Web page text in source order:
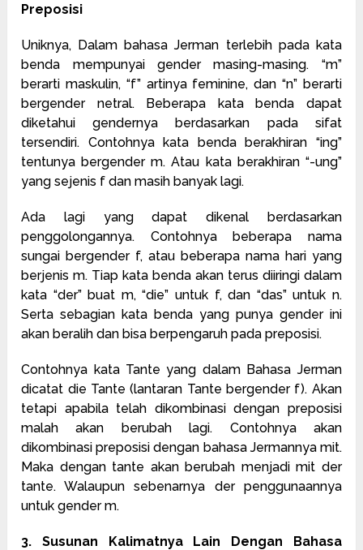
Preposisi
Uniknya, Dalam bahasa Jerman terlebih pada kata
benda mempunyai gender masing-masing. “m”
berarti maskulin, “f” artinya feminine, dan “n” berarti
bergender netral. Beberapa kata benda dapat
diketahui gendernya berdasarkan pada sifat
tersendiri. Contohnya kata benda berakhiran “ing”
tentunya bergender m. Atau kata berakhiran “-ung”
yang sejenis f dan masih banyak lagi.
Ada lagi yang dapat dikenal berdasarkan
penggolongannya. Contohnya beberapa nama
sungai bergender f, atau beberapa nama hari yang
berjenis m. Tiap kata benda akan terus diiringi dalam
kata “der” buat m, “die” untuk f, dan “das” untuk n.
Serta sebagian kata benda yang punya gender ini
akan beralih dan bisa berpengaruh pada preposisi.
Contohnya kata Tante yang dalam Bahasa Jerman
dicatat die Tante (lantaran Tante bergender f). Akan
tetapi apabila telah dikombinasi dengan preposisi
malah akan berubah lagi. Contohnya akan
dikombinasi preposisi dengan bahasa Jermannya mit.
Maka dengan tante akan berubah menjadi mit der
tante. Walaupun sebenarnya der penggunaannya
untuk gender m.
3. Susunan Kalimatnya Lain Dengan Bahasa